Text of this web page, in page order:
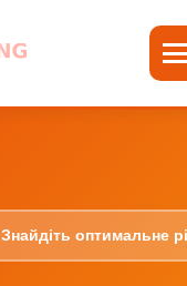
Знайдіть оптимальне